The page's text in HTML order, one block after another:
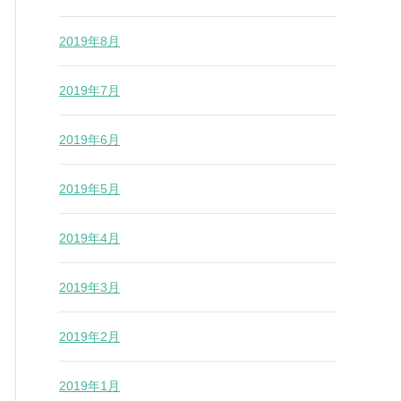
2019年8月
2019年7月
2019年6月
2019年5月
2019年4月
2019年3月
2019年2月
2019年1月